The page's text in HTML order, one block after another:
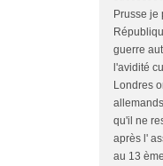
Prusse je
guerre
l'avidité
Londres
qu'il ne
après l'
au 13